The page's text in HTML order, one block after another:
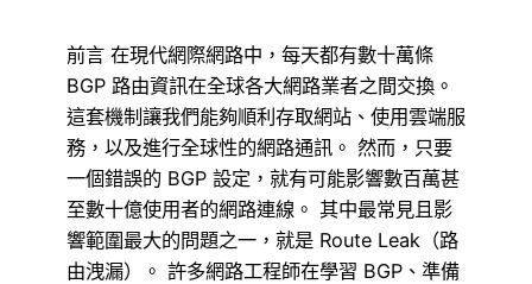
前言 在現代網際網路中，每天都有數十萬條
BGP 路由資訊在全球各大網路業者之間交換。
這套機制讓我們能夠順利存取網站、使用雲端服
務，以及進行全球性的網路通訊。 然而，只要
一個錯誤的 BGP 設定，就有可能影響數百萬甚
至數十億使用者的網路連線。 其中最常見且影
響範圍最大的問題之一，就是 Route Leak（路
由洩漏）。 許多網路工程師在學習 BGP、準備